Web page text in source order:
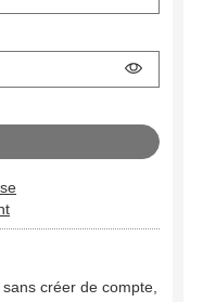
créer de compte,